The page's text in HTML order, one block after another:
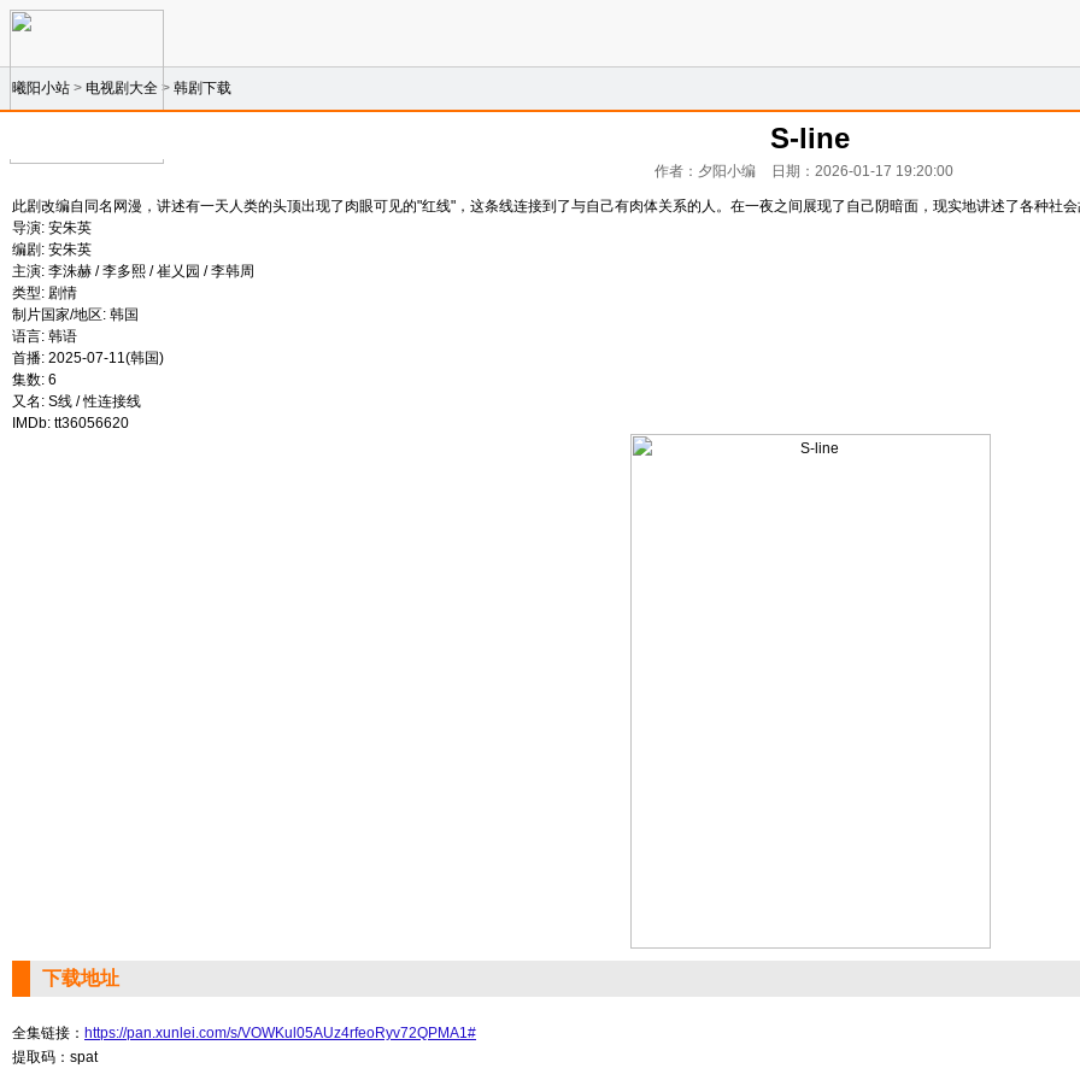
曦阳小站 > 电视剧大全 > 韩剧下载
S-line
作者：夕阳小编 日期：2026-01-17 19:20:00
此剧改编自同名网漫，讲述有一天人类的头顶出现了肉眼可见的"红线"，这条线连接到了与自己有肉体关系的人。在一夜之间展现了自己阴暗面，现实地讲述了各种社
导演: 安朱英
编剧: 安朱英
主演: 李洙赫 / 李多熙 / 崔乂园 / 李韩周
类型: 剧情
制片国家/地区: 韩国
语言: 韩语
首播: 2025-07-11(韩国)
集数: 6
又名: S线 / 性连接线
IMDb: tt36056620
下载地址
全集链接： https://pan.xunlei.com/s/VOWKul05AUz4rfeoRyv72QPMA1#
提取码：spat